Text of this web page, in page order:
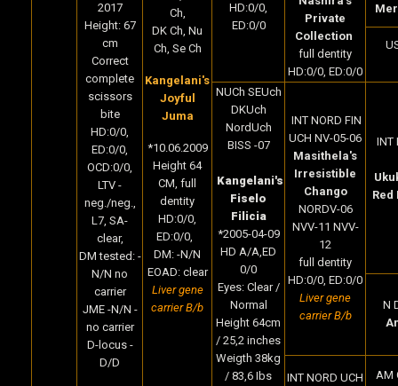
2017
Height: 67
cm
Correct
complete
scissors
bite
HD:0/0,
ED:0/0,
OCD:0/0,
LTV -
neg./neg.,
L7, SA-
clear,
DM tested: -
N/N no
carrier
JME -N/N -
no carrier
D-locus -
D/D
Ch,
DK Ch, Nu
Ch, Se Ch
Kangelani's
Joyful
Juma
*10.06.2009
Height 64
CM, full
dentity
HD:0/0,
ED:0/0,
DM: -N/N
EOAD: clear
Liver gene
carrier B/b
HD:0/0,
ED:0/0
Private
Collection
full dentity
HD:0/0, ED:0/0
NUCh SEUch
DKUch
NordUch
BISS -07
Kangelani's
Fiselo
Filicia
*2005-04-09
HD A/A,ED
0/0
Eyes: Clear /
Normal
Height 64cm
/ 25,2 inches
Weigth 38kg
/ 83,6 Ibs
INT NORD FIN
UCH NV-05-06
Masithela's
Irresistible
Chango
NORDV-06
NVV-11 NVV-
12
full dentity
HD:0/0, ED:0/0
Liver gene
carrier B/b
INT
Red
N
INT NORD UCH
AM